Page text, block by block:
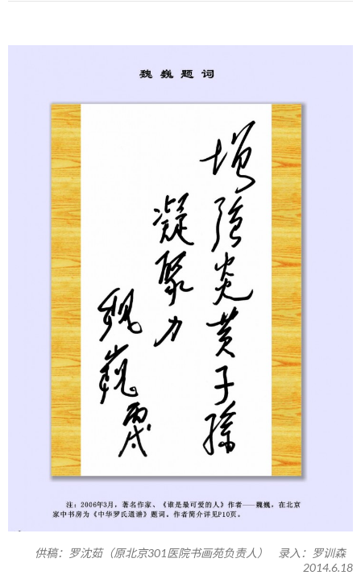
供稿：罗沈茹（原北京301医院书画苑负责人） 录入：罗训森
2014.6.18